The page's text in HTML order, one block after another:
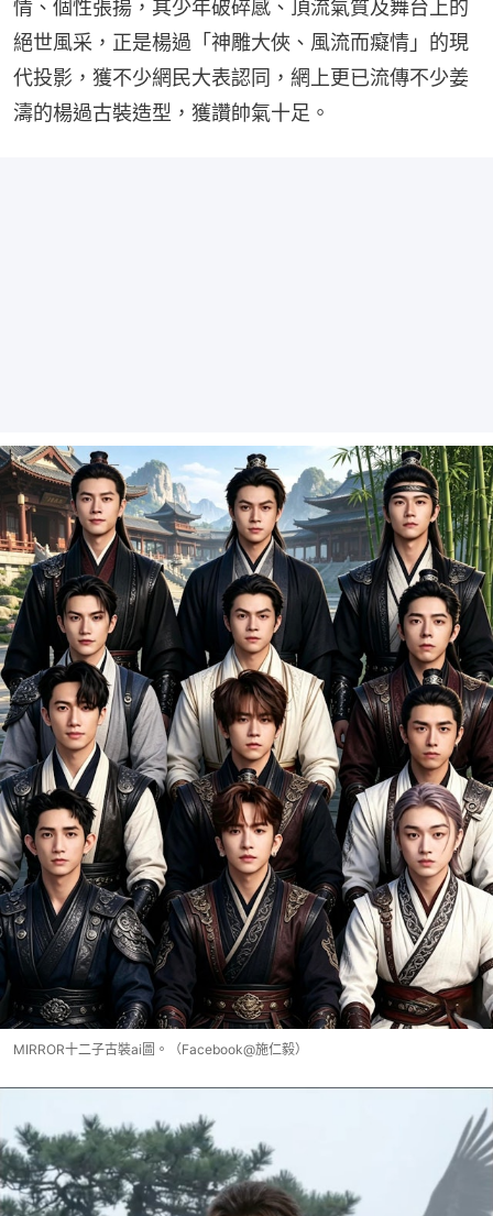
情、個性張揚，其少年破碎感、頂流氣質及舞台上的
絕世風采，正是楊過「神雕大俠、風流而癡情」的現
代投影，獲不少網民大表認同，網上更已流傳不少姜
濤的楊過古裝造型，獲讚帥氣十足。
MIRROR十二子古裝ai圖。（Facebook@施仁毅）